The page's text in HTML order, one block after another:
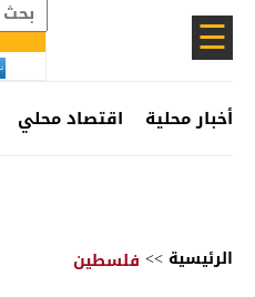
☰
أخبار محلية اقتصاد محلي
الرئيسية >> فلسطين